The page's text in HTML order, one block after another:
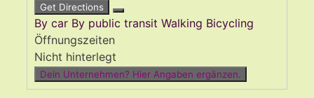
Get Directions
By car By public transit Walking Bicycling
Öffnungszeiten
Nicht hinterlegt
Dein Unternehmen? Hier Angaben ergänzen.